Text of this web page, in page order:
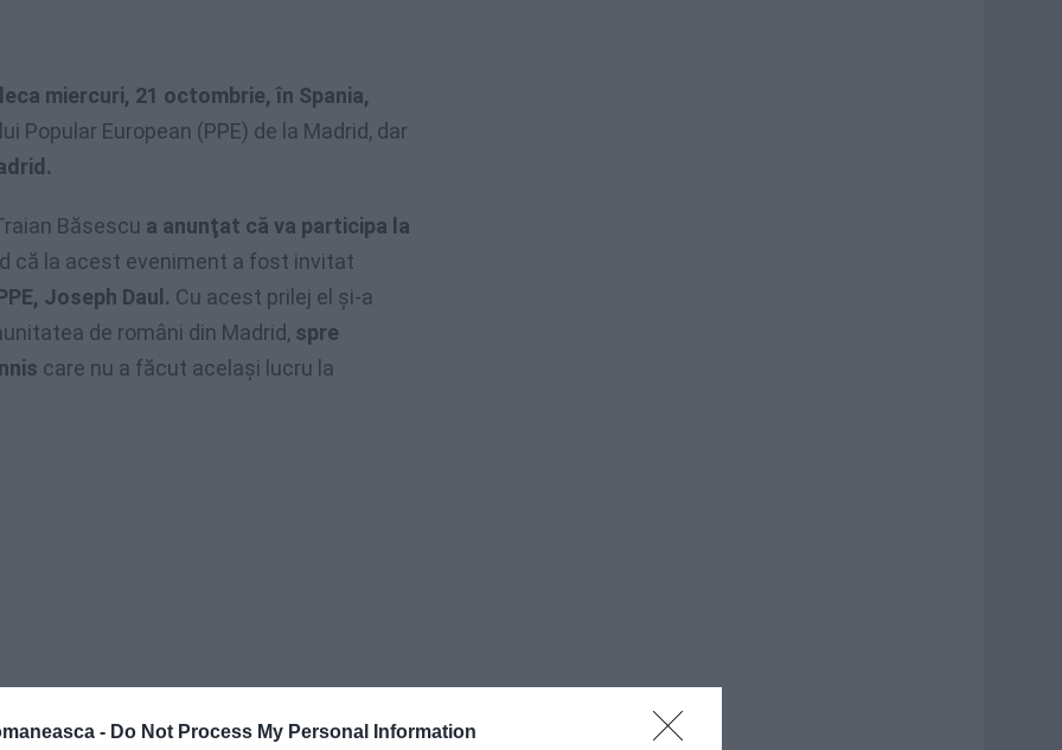
- Do Not Process My Personal Information
miercuri, 21 octombrie, în Spania,
Popular European (PPE) de la Madrid, dar
Băsescu a anunţat că va participa la
că la acest eveniment a fost invitat
Joseph Daul. Cu acest prilej el și-a
de români din Madrid, spre
care nu a făcut același lucru la